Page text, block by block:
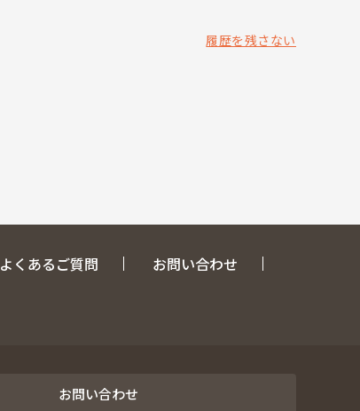
履歴を残さない
よくあるご質問
お問い合わせ
お問い合わせ